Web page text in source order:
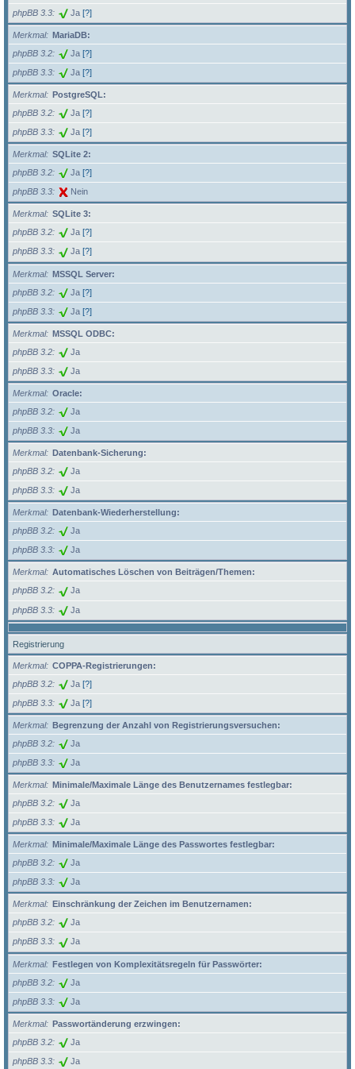
phpBB 3.3 Ja [?]
Merkmal
MariaDB:
phpBB 3.2
Ja [?]
phpBB 3.3 Ja [?]
Merkmal
PostgreSQL:
phpBB 3.2
Ja [?]
phpBB 3.3 Ja [?]
Merkmal
SQLite 2:
phpBB 3.2
Ja [?]
phpBB 3.3 Nein
Merkmal
SQLite 3:
phpBB 3.2
Ja [?]
phpBB 3.3 Ja [?]
Merkmal
MSSQL Server:
phpBB 3.2
Ja [?]
phpBB 3.3 Ja [?]
Merkmal
MSSQL ODBC:
phpBB 3.2
Ja
phpBB 3.3 Ja
Merkmal
Oracle:
phpBB 3.2
Ja
phpBB 3.3 Ja
Merkmal
Datenbank-Sicherung:
phpBB 3.2
Ja
phpBB 3.3 Ja
Merkmal
Datenbank-Wiederherstellung:
phpBB 3.2
Ja
phpBB 3.3 Ja
Merkmal
Automatisches Löschen von Beiträgen/Themen:
phpBB 3.2
Ja
phpBB 3.3 Ja
Registrierung
Merkmal
COPPA-Registrierungen:
phpBB 3.2
Ja [?]
phpBB 3.3 Ja [?]
Merkmal
Begrenzung der Anzahl von Registrierungsversuchen:
phpBB 3.2
Ja
phpBB 3.3 Ja
Merkmal
Minimale/Maximale Länge des Benutzernames festlegbar:
phpBB 3.2
Ja
phpBB 3.3 Ja
Merkmal
Minimale/Maximale Länge des Passwortes festlegbar:
phpBB 3.2
Ja
phpBB 3.3 Ja
Merkmal
Einschränkung der Zeichen im Benutzernamen:
phpBB 3.2
Ja
phpBB 3.3 Ja
Merkmal
Festlegen von Komplexitätsregeln für Passwörter:
phpBB 3.2
Ja
phpBB 3.3 Ja
Merkmal
Passwortänderung erzwingen:
phpBB 3.2
Ja
phpBB 3.3 Ja